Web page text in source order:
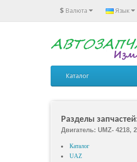
$ Валюта Язык
Каталог
Разделы
Двигатель: UMZ- 4218,
Каталог
UAZ